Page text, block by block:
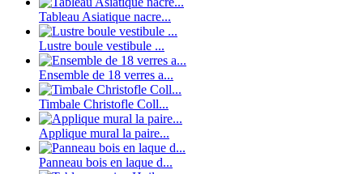
Tableau Asiatique nacre...
Lustre boule vestibule ...
Ensemble de 18 verres a...
Timbale Christofle Coll...
Applique mural la paire...
Panneau bois en laque d...